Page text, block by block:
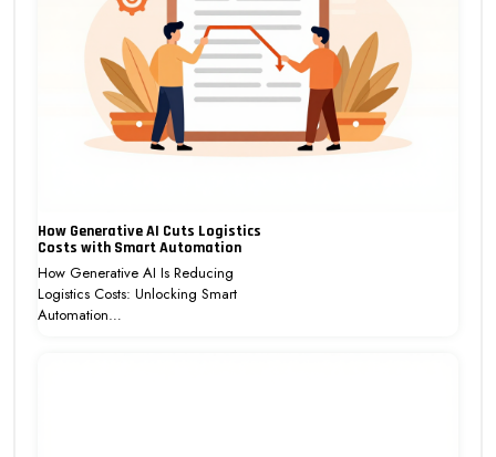
How Generative AI Cuts Logistics
Costs with Smart Automation
How Generative AI Is Reducing
Logistics Costs: Unlocking Smart
Automation…